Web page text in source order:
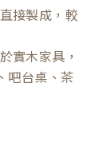
接製成，較
實木家具，
吧台桌、茶